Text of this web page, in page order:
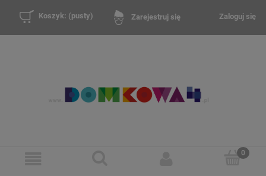
Zarejestruj się Zaloguj się
Koszyk: (pusty)